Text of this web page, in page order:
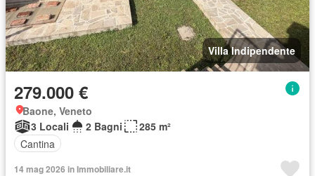
Villa Indipendente
279.000 €
Baone, Veneto
3 Locali
2 Bagni
285 m²
Cantina
14 mag 2026 in Immobiliare.it